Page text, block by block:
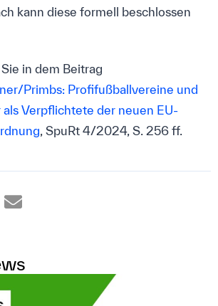
kann diese formell beschlossen
in dem Beitrag
Primbs: Profifußballvereine und
Verpflichtete der neuen EU-
, SpuRt 4/2024, S. 256 ff.